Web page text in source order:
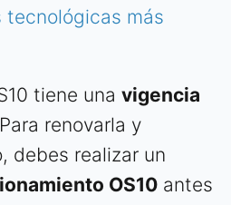
más
tiene una vigencia
renovarla y
debes realizar un
OS10 antes